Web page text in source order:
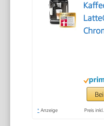
* Anzeige Preis